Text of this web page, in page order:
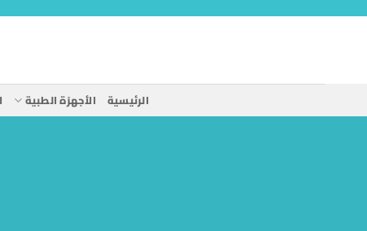
الرئيسية الأجهزة الطبية